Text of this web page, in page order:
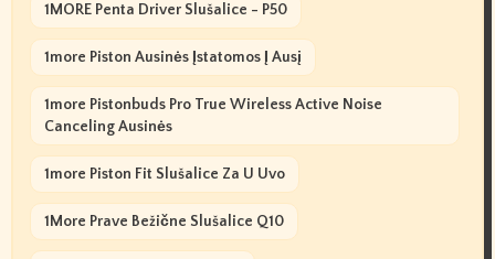
1MORE Penta Driver Slušalice - P50
1more Piston Ausinės Įstatomos Į Ausį
1more Pistonbuds Pro True Wireless Active Noise
Canceling Ausinės
1more Piston Fit Slušalice Za U Uvo
1More Prave Bežične Slušalice Q10